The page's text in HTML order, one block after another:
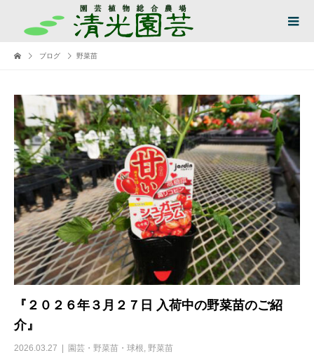
ブログ 野菜苗
『２０２６年３月２７日 入荷中の野菜苗のご紹
介』
2026.03.27 園芸・野菜苗・球根, 野菜苗